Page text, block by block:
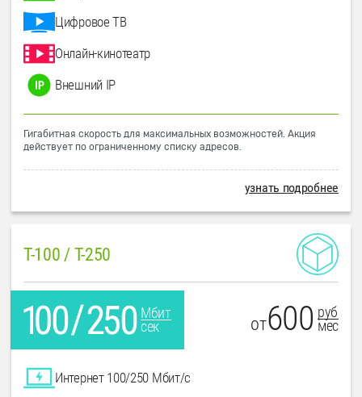
Цифровое ТВ
Онлайн-кинотеатр
Внешний IP
Гигабитная скорость для максимальных возможностей. Акция
действует по ограниченному списку адресов.
узнать подробнее
T-100 / T-250
Мбит
сек
от600 руб
мес
Интернет 100/250 Мбит/с